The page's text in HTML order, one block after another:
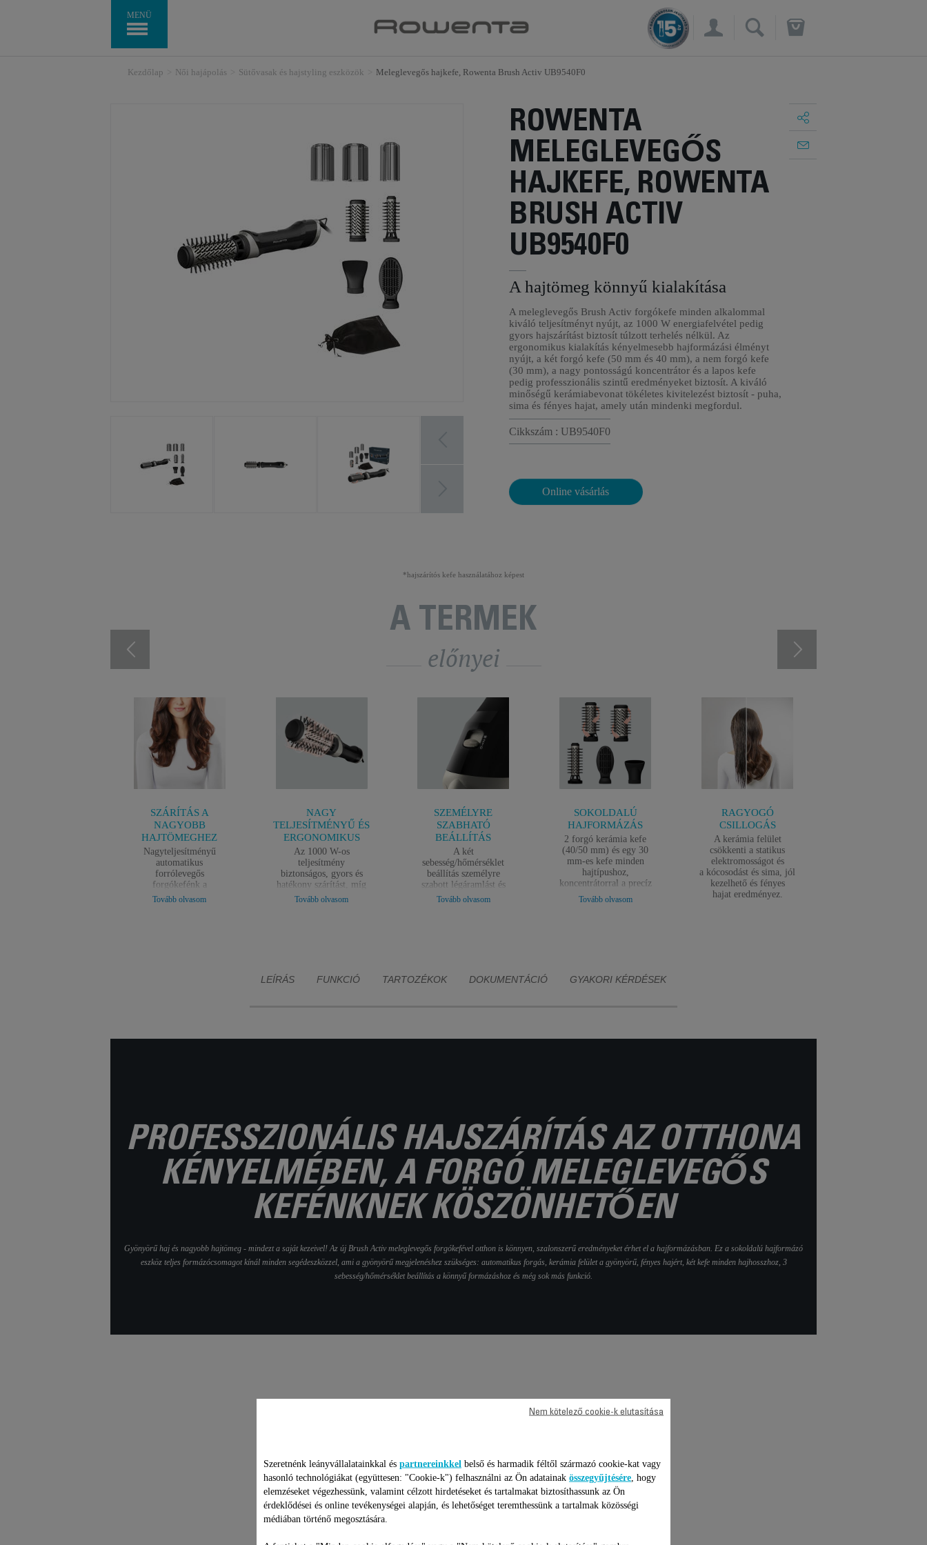
MENÜ
×
Kezdőlap Női hajápolás Sütővasak és hajstyling eszközök Meleglevegős hajkefe, Rowenta Brush Activ UB9540F0
ROWENTA
MELEGLEVEGŐS
HAJKEFE, ROWENTA
BRUSH ACTIV
UB9540F0
A hajtömeg könnyű kialakítása
A meleglevegős Brush Activ forgókefe minden alkalommal
kiváló teljesítményt nyújt, az 1000 W energiafelvétel pedig
gyors hajszárítást biztosít túlzott terhelés nélkül. Az
ergonomikus kialakítás kényelmesebb hajformázási élményt
nyújt, a két forgó kefe (50 mm és 40 mm), a nem forgó kefe
(30 mm), a nagy pontosságú koncentrátor és a lapos kefe
pedig professzionális szintű eredményeket biztosít. A kiváló
minőségű kerámiabevonat tökéletes kivitelezést biztosít - puha,
sima és fényes hajat, amely után mindenki megfordul.
Cikkszám : UB9540F0
Online vásárlás
*hajszárítós kefe használatához képest
A TERMÉK
előnyei
SZÁRÍTÁS A
NAGYOBB
HAJTÖMEGHEZ
Nagyteljesítményű
automatikus
forrólevegős
forgókefénk a
professzionális
Tovább olvasom
NAGY
TELJESÍTMÉNYŰ ÉS
ERGONOMIKUS
Az 1000 W-os
teljesítmény
biztonságos, gyors és
hatékony szárítást, míg
az ergonomikus dizájn,
Tovább olvasom
SZEMÉLYRE
SZABHATÓ
BEÁLLÍTÁS
A két
sebesség/hőmérséklet
beállítás személyre
szabott légáramlást és
szárítást biztosít, a hideg
Tovább olvasom
SOKOLDALÚ
HAJFORMÁZÁS
2 forgó kerámia kefe
(40/50 mm) és egy 30
mm-es kefe minden
hajtípushoz,
koncentrátorral a precíz
hajformázáshoz.
Továbbá egy lapos kefe
Tovább olvasom
RAGYOGÓ
CSILLOGÁS
A kerámia felület
csökkenti a statikus
elektromosságot és
a kócosodást és sima, jól
kezelhető és fényes
hajat eredményez.
LEÍRÁS FUNKCIÓ TARTOZÉKOK DOKUMENTÁCIÓ GYAKORI KÉRDÉSEK
PROFESSZIONÁLIS HAJSZÁRÍTÁS AZ OTTHONA
KÉNYELMÉBEN, A FORGÓ MELEGLEVEGŐS
KEFÉNKNEK KÖSZÖNHETŐEN
Gyönyörű haj és nagyobb hajtömeg - mindezt a saját kezeivel! Az új Brush Activ meleglevegős forgókefével otthon is könnyen, szalonszerű eredményeket érhet el a hajformázásban. Ez a sokoldalú hajformázó
eszköz teljes formázócsomagot kínál minden segédeszközzel, ami a gyönyörű megjelenéshez szükséges: automatikus forgás, kerámia felület a gyönyörű, fényes hajért, két kefe minden hajhosszhoz, 3
sebesség/hőmérséklet beállítás a könnyű formázáshoz és még sok más funkció.
Műszaki paraméterek / összehasonlítás
Szeretnénk leányvállalatainkkal és partnereinkkel belső és harmadik féltől származó cookie-kat vagy
hasonló technológiákat (együttesen: "Cookie-k") felhasználni az Ön adatainak összegyűjtésére , hogy
elemzéseket végezhessünk, valamint célzott hirdetéseket és tartalmakat biztosíthassunk az Ön
érdeklődései és online tevékenységei alapján, és lehetőséget teremthessünk a tartalmak közösségi
médiában történő megosztására.
Nem kötelező cookie-k elutasítása